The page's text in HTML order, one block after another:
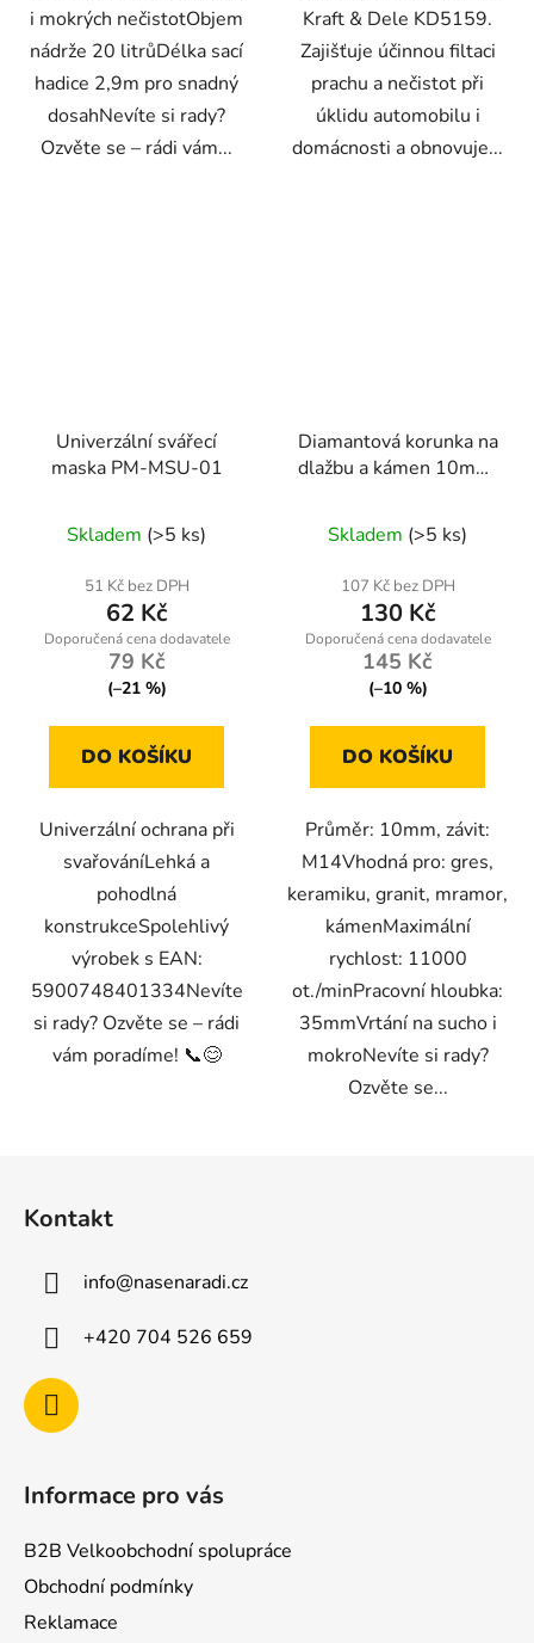
i mokrých nečistotObjem
nádrže 20 litrůDélka sací
hadice 2,9m pro snadný
dosahNevíte si rady?
Ozvěte se – rádi vám...
Kraft & Dele KD5159.
Zajišťuje účinnou filtaci
prachu a nečistot při
úklidu automobilu i
domácnosti a obnovuje...
Univerzální svářecí
maska PM-MSU-01
Skladem (>5 ks)
51 Kč bez DPH
62 Kč
79 Kč
(–21 %)
DO KOŠÍKU
Univerzální ochrana při
svařováníLehká a
pohodlná
konstrukceSpolehlivý
výrobek s EAN:
5900748401334Nevíte
si rady? Ozvěte se – rádi
vám poradíme! 📞😊
Diamantová korunka na
dlažbu a kámen 10mm,
Skladem (>5 ks)
107 Kč bez DPH
130 Kč
145 Kč
(–10 %)
DO KOŠÍKU
Průměr: 10mm, závit:
M14Vhodná pro: gres,
keramiku, granit, mramor,
kámenMaximální
rychlost: 11000
ot./minPracovní hloubka:
35mmVrtání na sucho i
mokroNevíte si rady?
Ozvěte se...
Kontakt
info@nasenaradi.cz
+420 704 526 659
Informace pro vás
B2B Velkoobchodní spolupráce
Obchodní podmínky
Reklamace